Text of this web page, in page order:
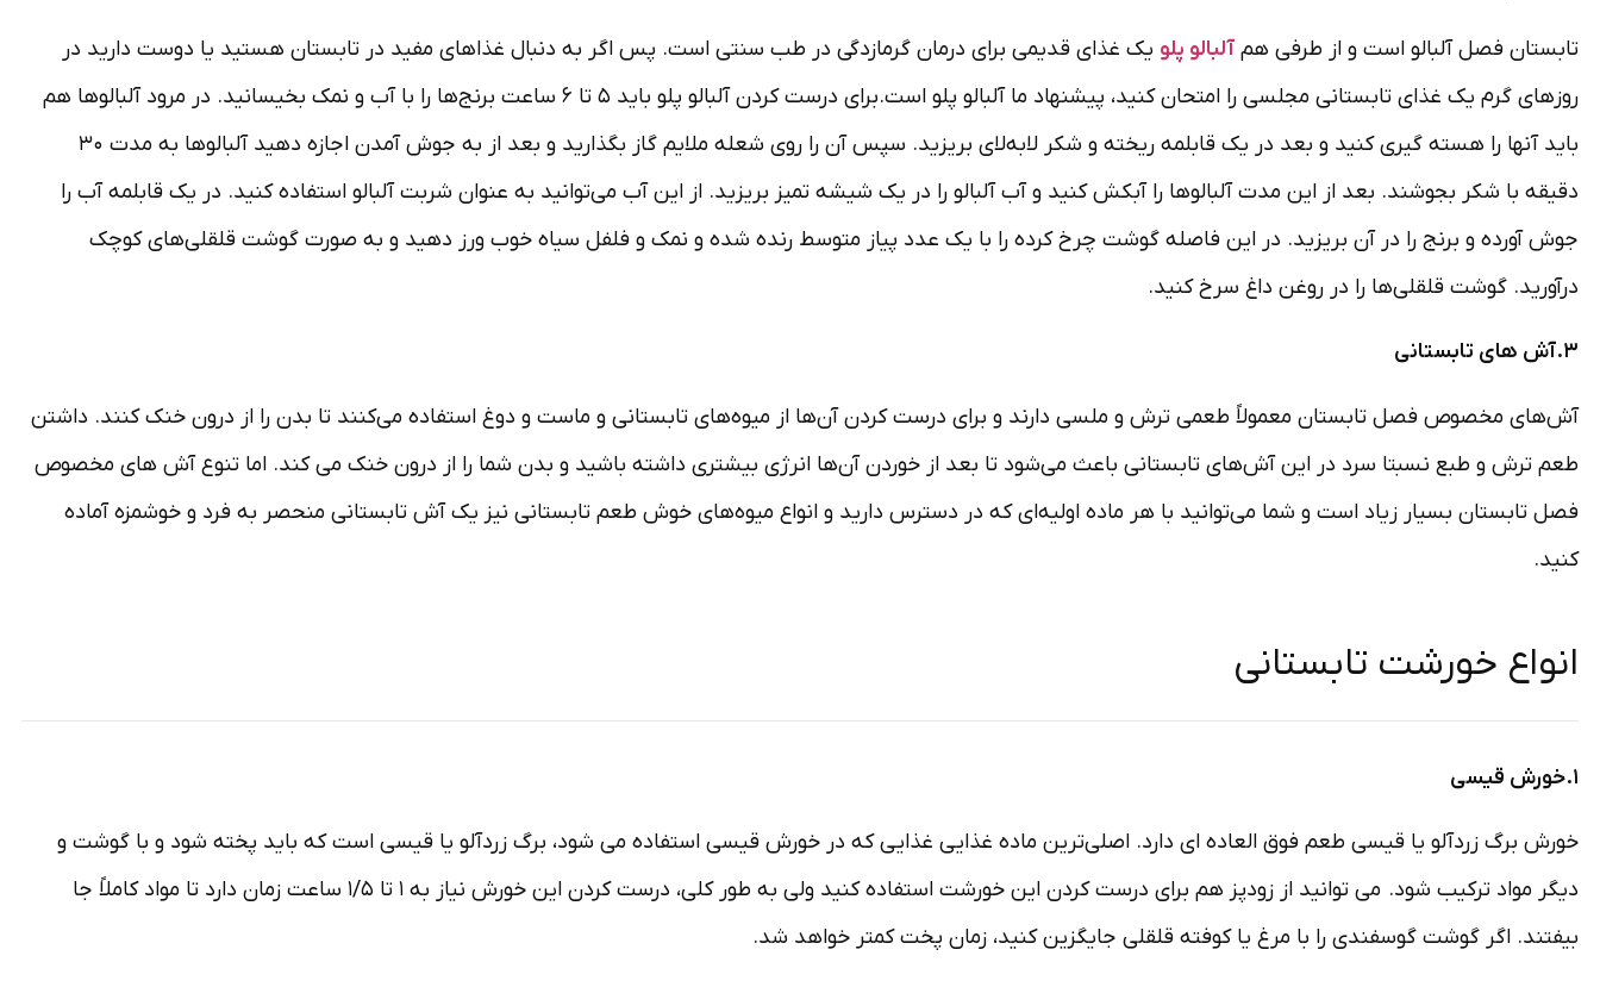
تابستان فصل آلبالو است و از طرفی هم آلبالو پلو یک غذای قدیمی برای درمان گرمازدگی در طب سنتی است. پس اگر به دنبال غذاهای مفید در تابستان هستید یا دوست دارید در
روزهای گرم یک غذای تابستانی مجلسی را امتحان کنید، پیشنهاد ما آلبالو پلو است.برای درست کردن آلبالو پلو باید ۵ تا ۶ ساعت برنج‌ها را با آب و نمک بخیسانید. در مرود آلبالوها هم
باید آنها را هسته گیری کنید و بعد در یک قابلمه ریخته و شکر لابه‌لای بریزید. سپس آن را روی شعله ملایم گاز بگذارید و بعد از به جوش آمدن اجازه دهید آلبالوها به مدت ۳۰
دقیقه با شکر بجوشند. بعد از این مدت آلبالوها را آبکش کنید و آب آلبالو را در یک شیشه تمیز بریزید. از این آب می‌توانید به عنوان شربت آلبالو استفاده کنید. در یک قابلمه آب را
جوش آورده و برنج را در آن بریزید. در این فاصله گوشت چرخ‌ کرده را با یک عدد پیاز متوسط رنده شده و نمک و فلفل سیاه خوب ورز دهید و به صورت گوشت قلقلی‌های کوچک
درآورید. گوشت قلقلی‌ها را در روغن داغ سرخ کنید.
۳.آش های تابستانی
آش‌های مخصوص فصل تابستان معمولاً طعمی ترش و ملسی دارند و برای درست کردن آن‌ها از میوه‌های تابستانی و ماست و دوغ استفاده می‌کنند تا بدن را از درون خنک کنند. داشتن
طعم ترش و طبع نسبتا سرد در این آش‌های تابستانی باعث می‌شود تا بعد از خوردن آن‌ها انرژی بیشتری داشته باشید و بدن شما را از درون خنک می کند. اما تنوع آش های مخصوص
فصل تابستان بسیار زیاد است و شما می‌‎توانید با هر ماده اولیه‌ای که در دسترس دارید و انواع میوه‌های خوش طعم تابستانی نیز یک آش تابستانی منحصر به فرد و خوشمزه آماده
کنید.
انواع خورشت تابستانی
۱.خورش قیسی
خورش برگ زردآلو یا قیسی طعم فوق العاده ای دارد. اصلی‌ترین ماده غذایی غذایی که در خورش قیسی استفاده می شود، برگ زردآلو یا قیسی است که باید پخته شود و با گوشت و
دیگر مواد ترکیب شود. می توانید از زودپز هم برای درست کردن این خورشت استفاده کنید ولی به طور کلی، درست کردن این خورش نیاز به ۱ تا ۱/۵ ساعت زمان دارد تا مواد کاملاً جا
بیفتند. اگر گوشت گوسفندی را با مرغ یا کوفته قلقلی جایگزین کنید، زمان پخت کمتر خواهد شد.